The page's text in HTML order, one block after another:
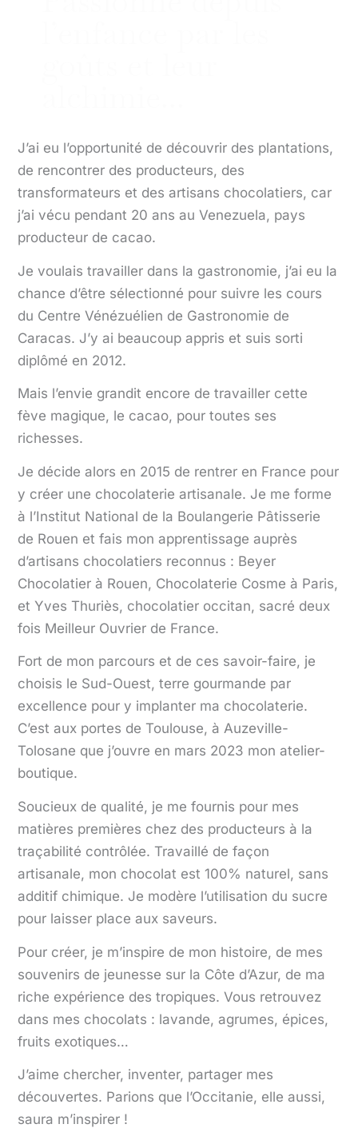
J’ai eu l’opportunité de découvrir des plantations,
de rencontrer des producteurs, des
transformateurs et des artisans chocolatiers, car
j’ai vécu pendant 20 ans au Venezuela, pays
producteur de cacao.
Je voulais travailler dans la gastronomie, j’ai eu la
chance d’être sélectionné pour suivre les cours
du Centre Vénézuélien de Gastronomie de
Caracas. J’y ai beaucoup appris et suis sorti
diplômé en 2012.
Mais l’envie grandit encore de travailler cette
fève magique, le cacao, pour toutes ses
richesses.
Je décide alors en 2015 de rentrer en France pour
y créer une chocolaterie artisanale. Je me forme
à l’Institut National de la Boulangerie Pâtisserie
de Rouen et fais mon apprentissage auprès
d’artisans chocolatiers reconnus : Beyer
Chocolatier à Rouen, Chocolaterie Cosme à Paris,
et Yves Thuriès, chocolatier occitan, sacré deux
fois Meilleur Ouvrier de France.
Fort de mon parcours et de ces savoir-faire, je
choisis le Sud-Ouest, terre gourmande par
excellence pour y implanter ma chocolaterie.
C’est aux portes de Toulouse, à Auzeville-
Tolosane que j’ouvre en mars 2023 mon atelier-
boutique.
Soucieux de qualité, je me fournis pour mes
matières premières chez des producteurs à la
traçabilité contrôlée. Travaillé de façon
artisanale, mon chocolat est 100% naturel, sans
additif chimique. Je modère l’utilisation du sucre
pour laisser place aux saveurs.
Pour créer, je m’inspire de mon histoire, de mes
souvenirs de jeunesse sur la Côte d’Azur, de ma
riche expérience des tropiques. Vous retrouvez
dans mes chocolats : lavande, agrumes, épices,
fruits exotiques…
J’aime chercher, inventer, partager mes
découvertes. Parions que l’Occitanie, elle aussi,
saura m’inspirer !